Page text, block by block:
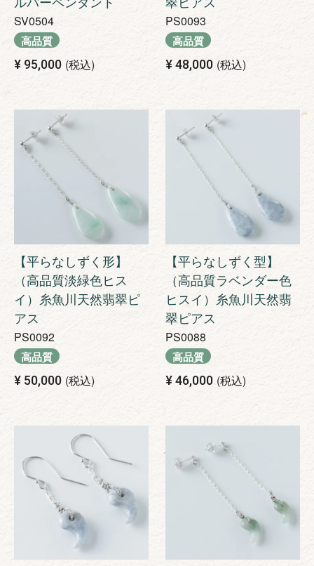
SV0504
高品質
¥ 95,000 税込
PS0093
高品質
¥ 48,000 税込
【平らなしずく形】
（高品質淡緑色ヒス
イ）糸魚川天然翡翠ピ
アス
PS0092
高品質
¥ 50,000 税込
【平らなしずく型】
（高品質ラベンダー色
ヒスイ）糸魚川天然翡
翠ピアス
PS0088
高品質
¥ 46,000 税込